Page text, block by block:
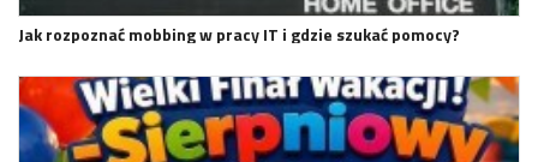
Jak rozpoznać mobbing w pracy IT i gdzie szukać pomocy?